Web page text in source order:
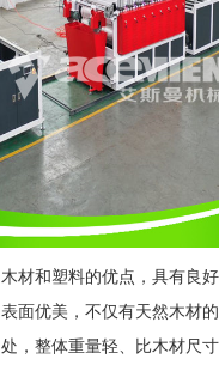
材和塑料的优点，具有良好
面优美，不仅有天然木材
，整体重量轻、比木材尺